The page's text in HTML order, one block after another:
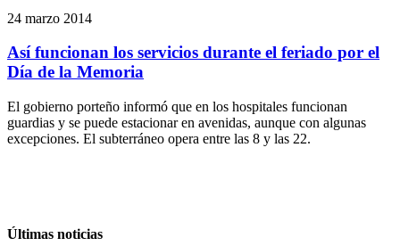
24 marzo 2014
Así funcionan los servicios durante el feriado por el
Día de la Memoria
El gobierno porteño informó que en los hospitales funcionan
guardias y se puede estacionar en avenidas, aunque con algunas
excepciones. El subterráneo opera entre las 8 y las 22.
Últimas noticias